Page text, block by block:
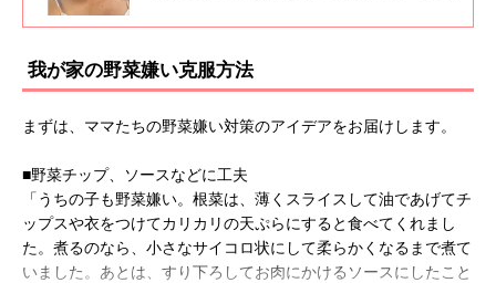
ワイにお引っ越しして、3人の子育てに奮闘中
行錯誤について教えてくれました。
我が家の野菜嫌い克服方法
まずは、ママたちの野菜嫌い対策のアイデアをお届けします。
■野菜チップ、ソースなどに工夫
「うちの子も野菜嫌い。根菜は、薄くスライスして油であげてチ
ップスや衣をつけてカリカリの天ぷらにすると食べてくれまし
た。煮るのなら、小さなサイコロ状にして柔らかくなるまで煮て
いました。あとは、すり下ろしてお肉にかけるソースにしたこと